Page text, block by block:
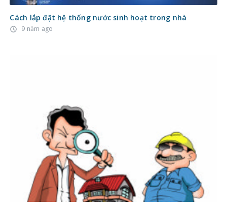
Cách lắp đặt hệ thống nước sinh hoạt trong nhà
access_time 9 năm ago